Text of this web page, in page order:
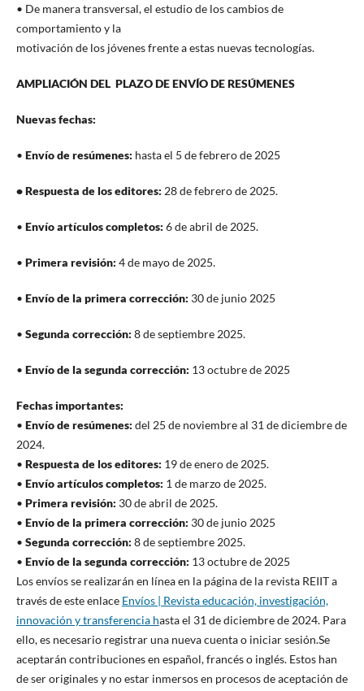
• De manera transversal, el estudio de los cambios de
comportamiento y la
motivación de los jóvenes frente a estas nuevas tecnologías.
AMPLIACIÓN DEL PLAZO DE ENVÍO DE RESÚMENES
Nuevas fechas:
• Envío de resúmenes: hasta el 5 de febrero de 2025
• Respuesta de los editores: 28 de febrero de 2025.
• Envío artículos completos: 6 de abril de 2025.
• Primera revisión: 4 de mayo de 2025.
• Envío de la primera corrección: 30 de junio 2025
• Segunda corrección: 8 de septiembre 2025.
• Envío de la segunda corrección: 13 octubre de 2025
Fechas importantes:
• Envío de resúmenes: del 25 de noviembre al 31 de diciembre de
2024.
• Respuesta de los editores: 19 de enero de 2025.
• Envío artículos completos: 1 de marzo de 2025.
• Primera revisión: 30 de abril de 2025.
• Envío de la primera corrección: 30 de junio 2025
• Segunda corrección: 8 de septiembre 2025.
• Envío de la segunda corrección: 13 octubre de 2025
Los envíos se realizarán en línea en la página de la revista REIIT a
través de este enlace Envíos | Revista educación, investigación,
innovación y transferencia hasta el 31 de diciembre de 2024. Para
ello, es necesario registrar una nueva cuenta o iniciar sesión.Se
aceptarán contribuciones en español, francés o inglés. Estos han
de ser originales y no estar inmersos en procesos de aceptación de